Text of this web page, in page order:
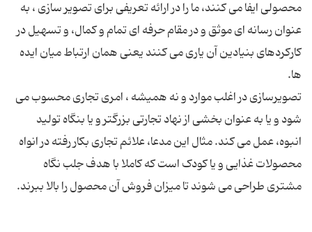
محصولی ایفا می کنند، ما را در ارائه تعریفی برای تصویر سازی ، به
عنوان رسانه ای موثق و در مقام حرفه ای تمام و کمال، و تسهیل در
کارکردهای بنیادین آن یاری می کنند یعنی همان ارتباط میان ایده
تصویرسازی در اغلب موارد و نه همیشه ، امری تجاری محسوب می
شود و یا به عنوان بخشی از نهاد تجارتی بزرگتر و یا بنگاه تولید
انبوه، عمل می کند. مثال این مدعا، علائم تجاری بکار رفته در انواه
محصولات غذایی و یا کودک است که کاملا با هدف جلب نگاه